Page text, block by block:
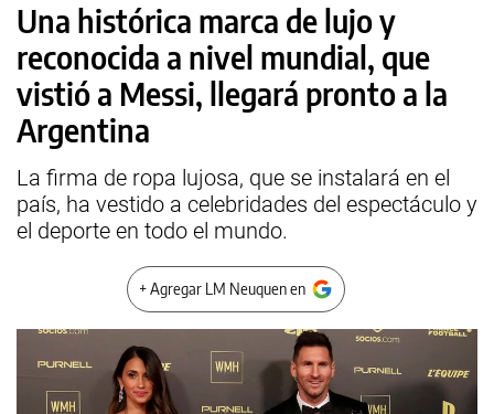
Una histórica marca de lujo y
reconocida a nivel mundial, que
vistió a Messi, llegará pronto a la
Argentina
La firma de ropa lujosa, que se instalará en el
país, ha vestido a celebridades del espectáculo y
el deporte en todo el mundo.
+ Agregar LM Neuquen en